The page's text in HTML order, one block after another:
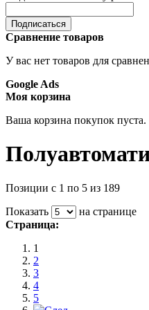
Подписаться
Сравнение товаров
У вас нет товаров для
Google Ads
Моя корзина
Ваша корзина покупок пуста.
Позиции с 1 по 5 из 189
Показать
на странице
Страница:
1
2
3
4
5